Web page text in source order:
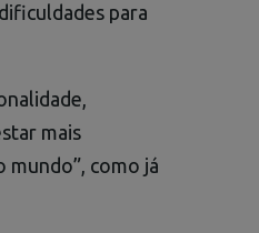
para
mais
como já